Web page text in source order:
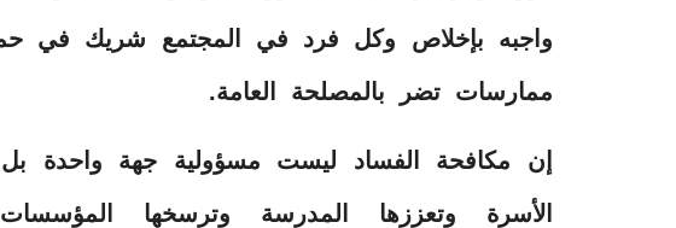
واجبه بإخلاص وكل فرد في المجتمع شريك في
ممارسات تضر بالمصلحة العامة.
إن مكافحة الفساد ليست مسؤولية جهة واحدة
الأسرة وتعززها المدرسة وترسخها المؤسسات